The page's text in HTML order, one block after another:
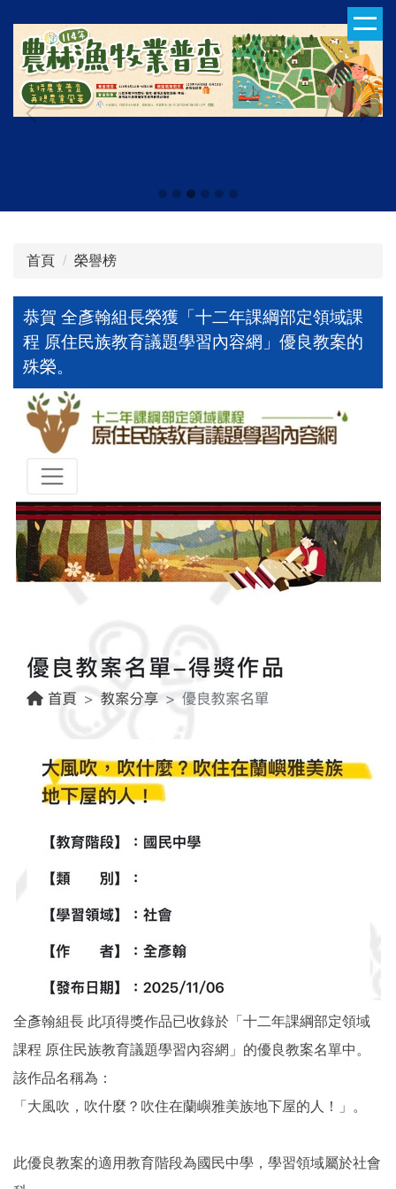
主
內
容
首頁 榮譽榜
恭賀 全彥翰組長榮獲「十二年課綱部定領域課
程 原住民族教育議題學習內容網」優良教案的
殊榮。
全彥翰組長 此項得獎作品已收錄於「十二年課綱部定領域
課程 原住民族教育議題學習內容網」的優良教案名單中。
該作品名稱為：
「大風吹，吹什麼？吹住在蘭嶼雅美族地下屋的人！」。
此優良教案的適用教育階段為國民中學，學習領域屬於社會